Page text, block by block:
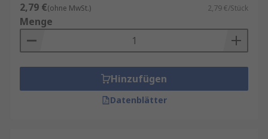
2,79 €(ohne MwSt.) 2,79 €/Stück
Menge
Hinzufügen
Datenblätter